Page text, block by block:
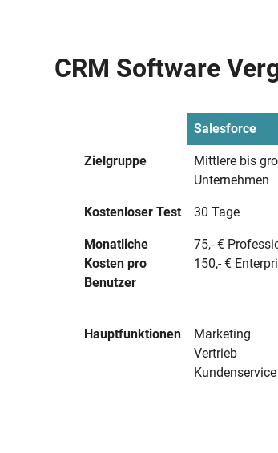
CRM Software
Salesforce
Zielgruppe
Mittlere bis
Unternehmen
Kostenloser Test 30 Tage
Monatliche
Kosten pro
Benutzer
75,- €
150,- €
Hauptfunktionen
Marketing
Vertrieb
Kundenservice